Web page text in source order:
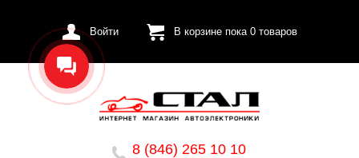
Войти В корзине пока 0товаров
8 (846) 265 10 10